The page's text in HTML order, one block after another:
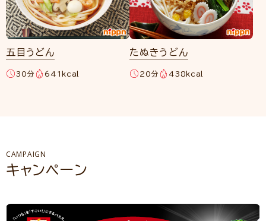
五目うどん
30分 641kcal
たぬきうどん
20分 438kcal
CAMPAIGN
キャンペーン